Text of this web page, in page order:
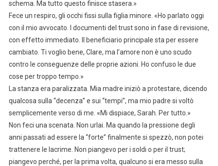
schema. Ma tutto questo finisce stasera.»
Fece un respiro, gli occhi fissi sulla figlia minore. «Ho parlato oggi
con il mio avvocato. I documenti del trust sono in fase di revisione,
con effetto immediato. Il beneficiario principale sta per essere
cambiato. Ti voglio bene, Clare, ma l’amore non è uno scudo
contro le conseguenze delle proprie azioni. Ho confuso le due
cose per troppo tempo.»
La stanza era paralizzata. Mia madre iniziò a protestare, dicendo
qualcosa sulla “decenza” e sui “tempi”, ma mio padre si voltò
semplicemente verso di me. «Mi dispiace, Sarah. Per tutto.»
Non feci una scenata. Non urlai. Ma quando la pressione degli
anni passati ad essere la “forte” finalmente si spezzò, non potei
trattenere le lacrime. Non piangevo per i soldi o per il trust;
piangevo perché, per la prima volta, qualcuno si era messo sulla